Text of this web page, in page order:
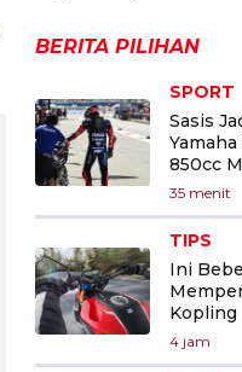
BERITA PILIHAN
SPORT
Sasis
850cc
35 menit
TIPS
Ini
Kopling
4 jam